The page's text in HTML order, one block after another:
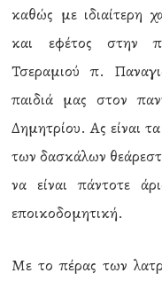
καθώς με ιδιαίτερη
και εφέτος στην
Τσεραμιού π.
παιδιά μας στον
Δημητρίου. Ας είναι
των δασκάλων
να είναι πάντοτε
εποικοδομητική.
Με το πέρας των